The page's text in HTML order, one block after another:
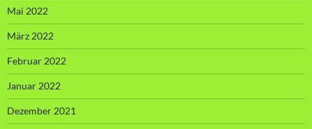
Mai 2022
März 2022
Februar 2022
Januar 2022
Dezember 2021